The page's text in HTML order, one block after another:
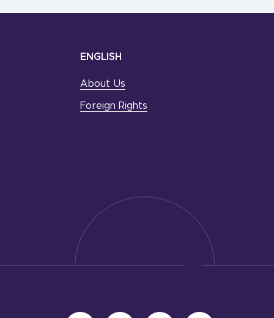
ENGLISH
About Us
Foreign Rights